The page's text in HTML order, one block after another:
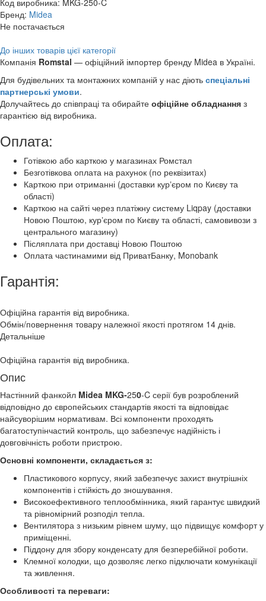
Бренд: Midea
Не постачається
До інших товарів цієї категорії
Компанія Romstal — офіційний імпортер бренду Midea в Україні.
Для будівельних та монтажних компаній у нас діють спеціальні
партнерські умови.
Долучайтесь до співпраці та обирайте офіційне обладнання з
гарантією від виробника.
Оплата:
Готівкою або карткою у магазинах Ромстал
Безготівкова оплата на рахунок (по реквізитах)
Карткою при отриманні (доставки курʼєром по Києву та
області)
Карткою на сайті через платіжну систему Liqpay (доставки
Новою Поштою, курʼєром по Києву та області, самовивози з
центрального магазину)
Післяплата при доставці Новою Поштою
Оплата частинамими від ПриватБанку, Monobank
Гарантія:
Офіційна гарантія від виробника.
Обмін/повернення товару належної якості протягом 14 днів.
Детальніше
Офіційна гарантія від виробника.
Опис
Настінний фанкойл Midea MKG-250-C серії був розроблений
відповідно до європейських стандартів якості та відповідає
найсуворішим нормативам. Всі компоненти проходять
багатоступінчастий контроль, що забезпечує надійність і
довговічність роботи пристрою.
Основні компоненти, складається з:
Пластикового корпусу, який забезпечує захист внутрішніх
компонентів і стійкість до зношування.
Високоефективного теплообмінника, який гарантує швидкий
та рівномірний розподіл тепла.
Вентилятора з низьким рівнем шуму, що підвищує комфорт у
приміщенні.
Піддону для збору конденсату для безперебійної роботи.
Клемної колодки, що дозволяє легко підключати комунікації
та живлення.
Особливості та переваги: